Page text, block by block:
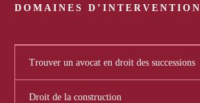
DOMAINES D’INTERVENTION
Trouver un avocat en droit des successions
Droit de la construction